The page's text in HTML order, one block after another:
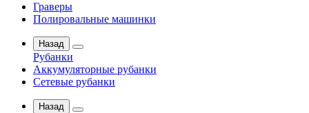
Граверы
Полировальные машинки
Назад
Рубанки
Аккумуляторные рубанки
Сетевые рубанки
Назад